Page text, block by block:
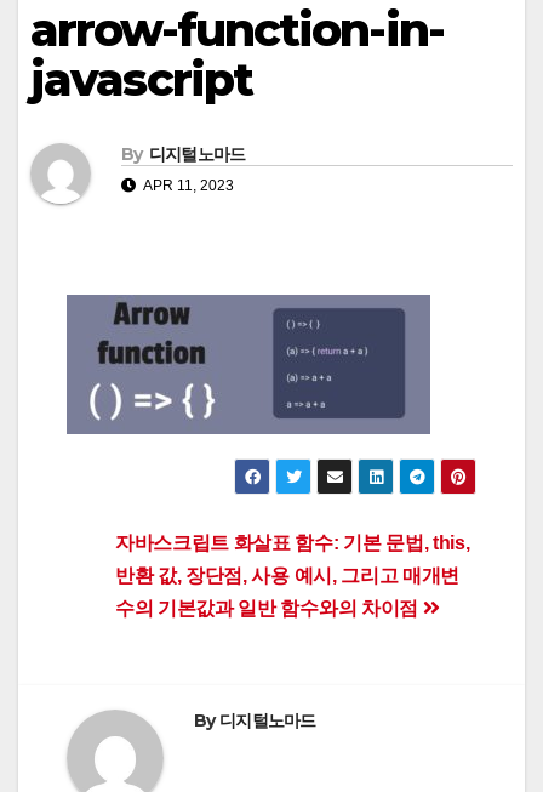
arrow-function-in-
javascript
By 디지털노마드
APR 11, 2023
Post
navigation
자바스크립트 화살표 함수: 기본 문법, this,
반환 값, 장단점, 사용 예시, 그리고 매개변
수의 기본값과 일반 함수와의 차이점
By디지털노마드